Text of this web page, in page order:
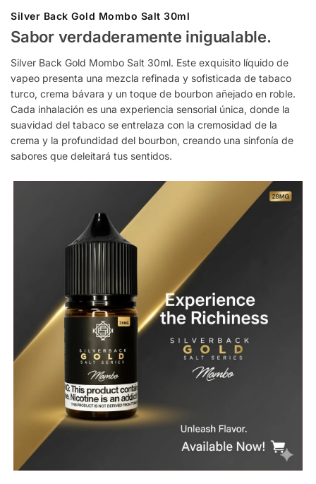
Silver Back Gold Mombo Salt 30ml
Sabor verdaderamente inigualable.
Silver Back Gold Mombo Salt 30ml. Este exquisito líquido de
vapeo presenta una mezcla refinada y sofisticada de tabaco
turco, crema bávara y un toque de bourbon añejado en roble.
Cada inhalación es una experiencia sensorial única, donde la
suavidad del tabaco se entrelaza con la cremosidad de la
crema y la profundidad del bourbon, creando una sinfonía de
sabores que deleitará tus sentidos.